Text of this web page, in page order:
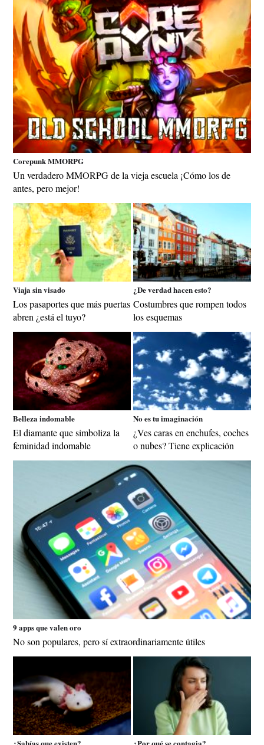
Corepunk MMORPG
Un verdadero MMORPG de la vieja escuela ¡Cómo los de
antes, pero mejor!
Viaja sin visado
Los pasaportes que más puertas
abren ¿está el tuyo?
¿De verdad hacen esto?
Costumbres que rompen todos
los esquemas
Belleza indomable
El diamante que simboliza la
feminidad indomable
No es tu imaginación
¿Ves caras en enchufes, coches
o nubes? Tiene explicación
9 apps que valen oro
No son populares, pero sí extraordinariamente útiles